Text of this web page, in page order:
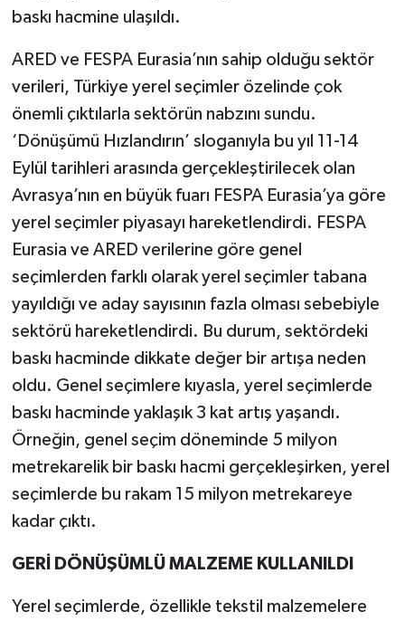
baskı hacmine ulaşıldı.
ARED ve FESPA Eurasia’nın sahip olduğu sektör
verileri, Türkiye yerel seçimler özelinde çok
önemli çıktılarla sektörün nabzını sundu.
‘Dönüşümü Hızlandırın’ sloganıyla bu yıl 11-14
Eylül tarihleri arasında gerçekleştirilecek olan
Avrasya’nın en büyük fuarı FESPA Eurasia’ya göre
yerel seçimler piyasayı hareketlendirdi. FESPA
Eurasia ve ARED verilerine göre genel
seçimlerden farklı olarak yerel seçimler tabana
yayıldığı ve aday sayısının fazla olması sebebiyle
sektörü hareketlendirdi. Bu durum, sektördeki
baskı hacminde dikkate değer bir artışa neden
oldu. Genel seçimlere kıyasla, yerel seçimlerde
baskı hacminde yaklaşık 3 kat artış yaşandı.
Örneğin, genel seçim döneminde 5 milyon
metrekarelik bir baskı hacmi gerçekleşirken, yerel
seçimlerde bu rakam 15 milyon metrekareye
kadar çıktı.
GERİ DÖNÜŞÜMLÜ MALZEME KULLANILDI
Yerel seçimlerde, özellikle tekstil malzemelere